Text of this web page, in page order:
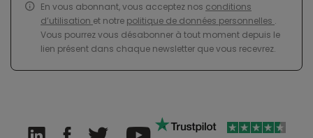
En vous abonnant, vous acceptez nos conditions
d’utilisation et notre politique de données personnelles .
Vous pourrez vous désabonner à tout moment depuis le
lien présent dans chaque newsletter que vous recevrez.